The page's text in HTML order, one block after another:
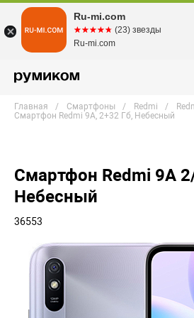
Главная Смартфоны Redmi
Смартфон Redmi 9A, 2+32 Гб, Небесный
Смартфон Redmi 9A
Небесный
36553
Ru-mi.com
☆☆☆☆☆
★★★★★ (23) звезды
Ru-mi.com